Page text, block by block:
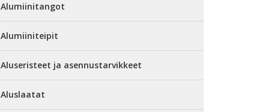
Alumiinitangot
Alumiiniteipit
Aluseristeet ja asennustarvikkeet
Aluslaatat